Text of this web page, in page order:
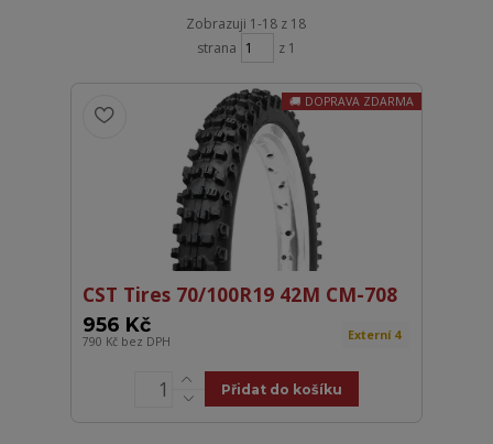
Zobrazuji 1-18 z 18
strana
z 1
DOPRAVA ZDARMA
CST Tires 70/100R19 42M CM-708
956 Kč
790 Kč bez DPH Externí 4
Přidat do košíku